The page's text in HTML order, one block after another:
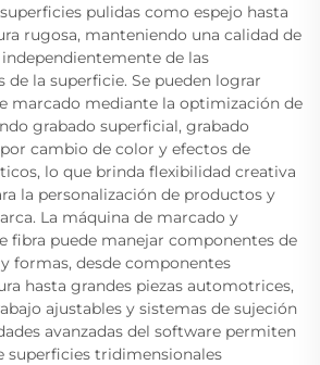
pulidas como espejo hasta
rugosa, manteniendo una calidad de
de las
de la superficie. Se pueden lograr
marcado mediante la optimización de
grabado superficial, grabado
cambio de color y efectos de
lo que brinda flexibilidad creativa
la personalización de productos y
La máquina de marcado y
fibra puede manejar componentes de
formas, desde componentes
hasta grandes piezas automotrices,
ajustables y sistemas de sujeción
avanzadas del software permiten
superficies tridimensionales